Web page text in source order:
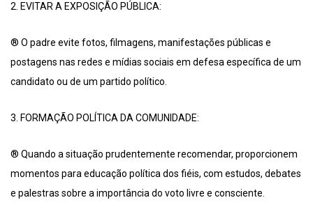
2. EVITAR A EXPOSIÇÃO PÚBLICA:
® O padre evite fotos, filmagens, manifestações públicas e
postagens nas redes e mídias sociais em defesa específica de um
candidato ou de um partido político.
3. FORMAÇÃO POLÍTICA DA COMUNIDADE:
® Quando a situação prudentemente recomendar, proporcionem
momentos para educação política dos fiéis, com estudos, debates
e palestras sobre a importância do voto livre e consciente.